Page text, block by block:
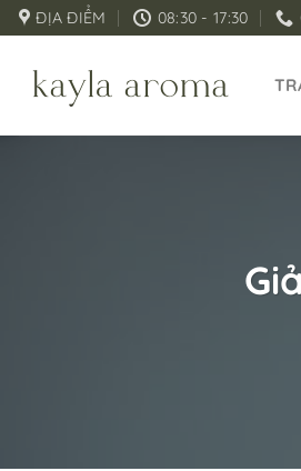
Bỏ ĐỊA ĐIỂM 08:30 - 17:30